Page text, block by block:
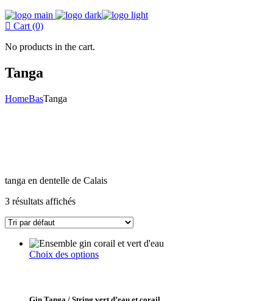
Cart (0)
No products in the cart.
Tanga
HomeBasTanga
tanga en dentelle de Calais
3 résultats affichés
Choix des optionsCe
variations.